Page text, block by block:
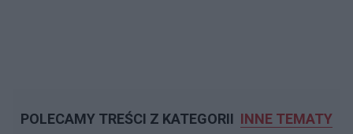
POLECAMY TREŚCI Z KATEGORII INNE TEMATY